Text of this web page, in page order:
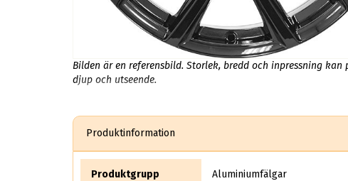
Bilden är en referensbild. Storlek, bredd och inpressning kan
djup och utseende.
Produktinformation
Produktgrupp Aluminiumfälgar